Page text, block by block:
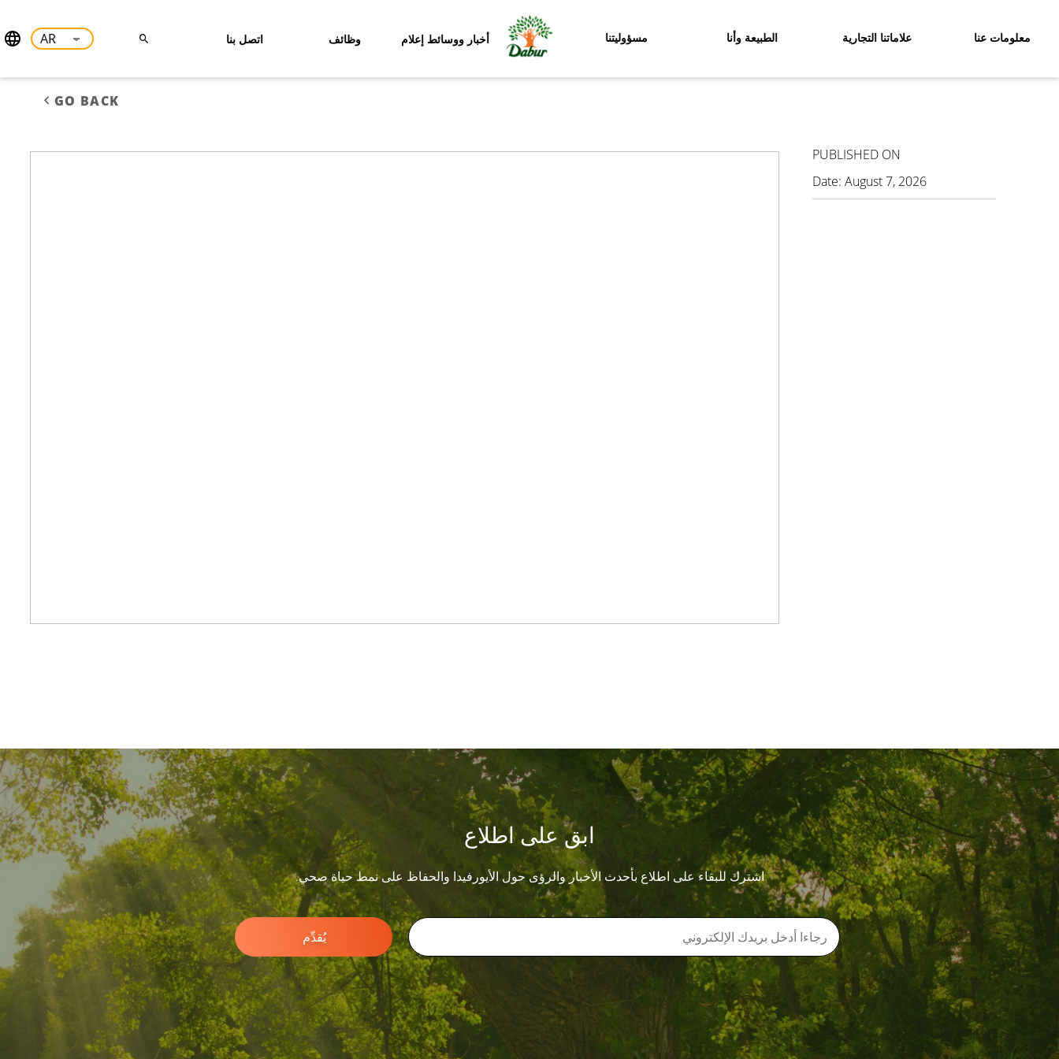
معلومات عنا علاماتنا التجارية الطبيعة وأنا مسؤوليتنا أخبار ووسائط إعلام وظائف اتصل بنا
GO BACK
PUBLISHED ON
Date:August 7, 2026
ابق على اطلاع
اشترك للبقاء على اطلاع بأحدث الأخبار والرؤى حول الأيورفيدا والحفاظ على نمط حياة صحي.
يُقدِّم